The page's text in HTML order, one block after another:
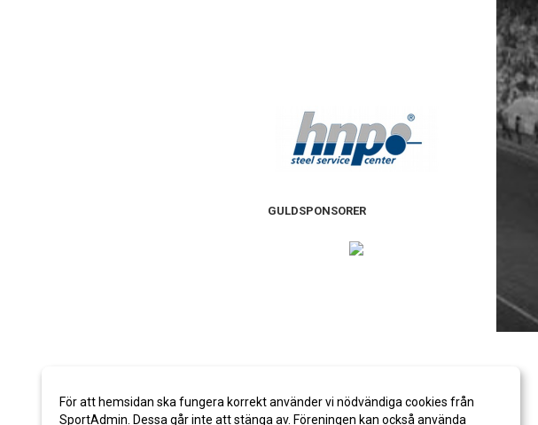
GULDSPONSORER
För att hemsidan ska fungera korrekt använder vi nödvändiga cookies från
SportAdmin. Dessa går inte att stänga av. Föreningen kan också använda